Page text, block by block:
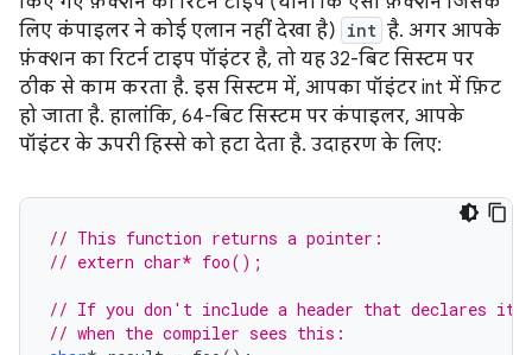
लिए कंपाइलर ने कोई एलान नहीं देखा है) int है. अगर आपके
फ़ंक्शन का रिटर्न टाइप पॉइंटर है, तो यह 32-बिट सिस्टम पर
ठीक से काम करता है. इस सिस्टम में, आपका पॉइंटर int में फ़िट
हो जाता है. हालांकि, 64-बिट सिस्टम पर कंपाइलर, आपके
पॉइंटर के ऊपरी हिस्से को हटा देता है. उदाहरण के लिए:
// This function returns a pointer:
// extern char* foo();
// If you don't include a header that declares it,
// when the compiler sees this: